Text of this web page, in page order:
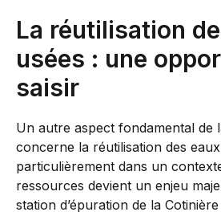
La réutilisation
usées : une
saisir
Un autre aspect fondamental de
concerne la réutilisation des
particulièrement dans un
ressources devient un enjeu
station d’épuration de la